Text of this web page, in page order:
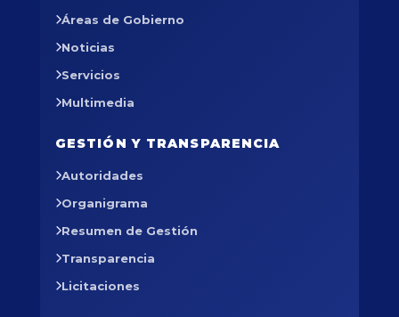
Áreas de Gobierno
Noticias
Servicios
Multimedia
GESTIÓN Y TRANSPARENCIA
Autoridades
Organigrama
Resumen de Gestión
Transparencia
Licitaciones